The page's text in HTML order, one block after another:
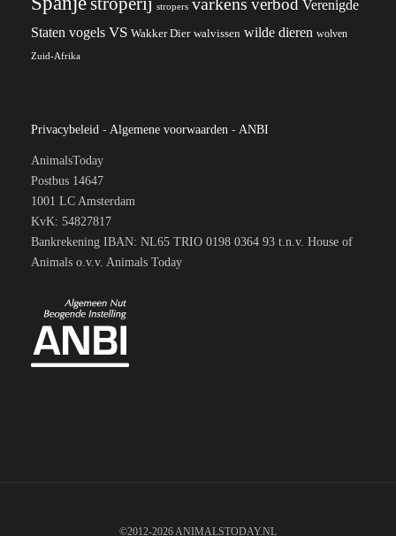
stropers
Verenigde
Staten vogels VS Wakker Dier walvissen wilde dieren wolven
Zuid-Afrika
Privacybeleid - Algemene voorwaarden - ANBI
AnimalsToday
Postbus 14647
1001 LC Amsterdam
KvK: 54827817
Bankrekening IBAN: NL65 TRIO 0198 0364 93 t.n.v. House of
Animals o.v.v. Animals Today
©2012-2026 ANIMALSTODAY.NL